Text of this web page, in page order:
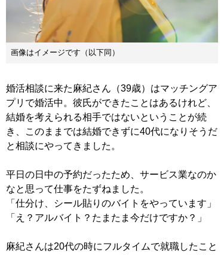
画像はイメージです（以下同）
婚活相談に来た麻紀さん（39歳）はマッチングア
プリで婚活中。彼氏ができたことはあるけれど、
結婚を考えられる相手ではないということが続
き、このままでは結婚できずに40代になりそうだ
と相談にやってきました。
平日の日中の予約だったため、サービス業なのか
なと思って仕事をたずねました。
「仕分け、シール貼りのバイトをやっています」
「え？アルバイト？たまたま今だけですか？」
麻紀さんは20代の時にフルタイムで就職したこと